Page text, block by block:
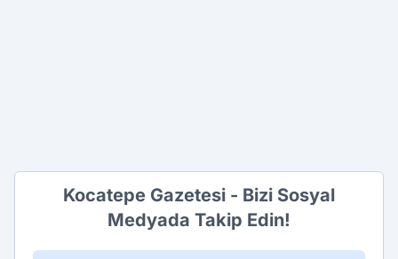
Kocatepe Gazetesi - Bizi Sosyal
Medyada Takip Edin!